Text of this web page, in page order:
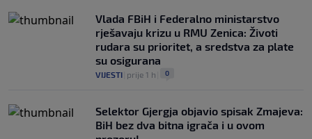
Vlada FBiH i Federalno ministarstvo
rješavaju krizu u RMU Zenica: Životi
rudara su prioritet, a sredstva za plate
su osigurana
VIJESTI prije 1 h 0
Selektor Gjergja objavio spisak Zmajeva:
BiH bez dva bitna igrača i u ovom